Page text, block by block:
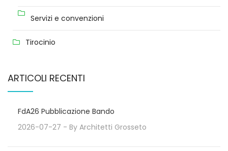
Servizi e convenzioni
Tirocinio
ARTICOLI RECENTI
FdA26 Pubblicazione Bando
2026-07-27 - By Architetti Grosseto